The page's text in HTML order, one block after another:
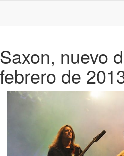
Saxon, nuevo
febrero de